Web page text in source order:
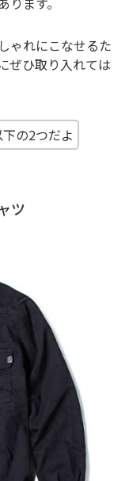
ゃれにこなせるた
ぜひ取り入れては
の2つだよ
ツ